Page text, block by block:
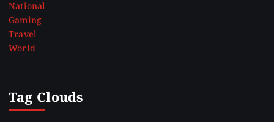
National
Gaming
Travel
World
Tag Clouds